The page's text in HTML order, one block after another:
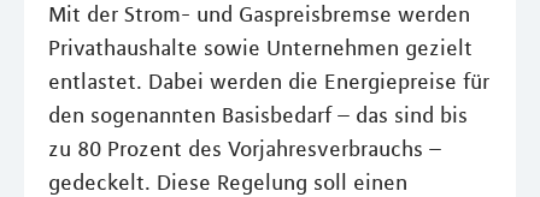
Mit der Strom- und Gaspreisbremse werden
Privathaushalte sowie Unternehmen gezielt
entlastet. Dabei werden die Energiepreise für
den sogenannten Basisbedarf – das sind bis
zu 80 Prozent des Vorjahresverbrauchs –
gedeckelt. Diese Regelung soll einen